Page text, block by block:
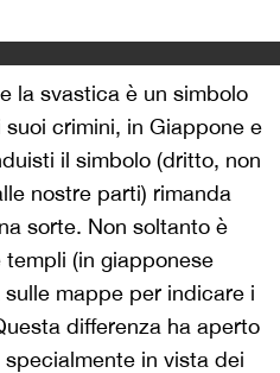
la svastica è un simbolo
crimini, in Giappone e
il simbolo (dritto, non
nostre parti) rimanda
sorte. Non soltanto è
(in giapponese
mappe per indicare i
differenza ha aperto
in vista dei